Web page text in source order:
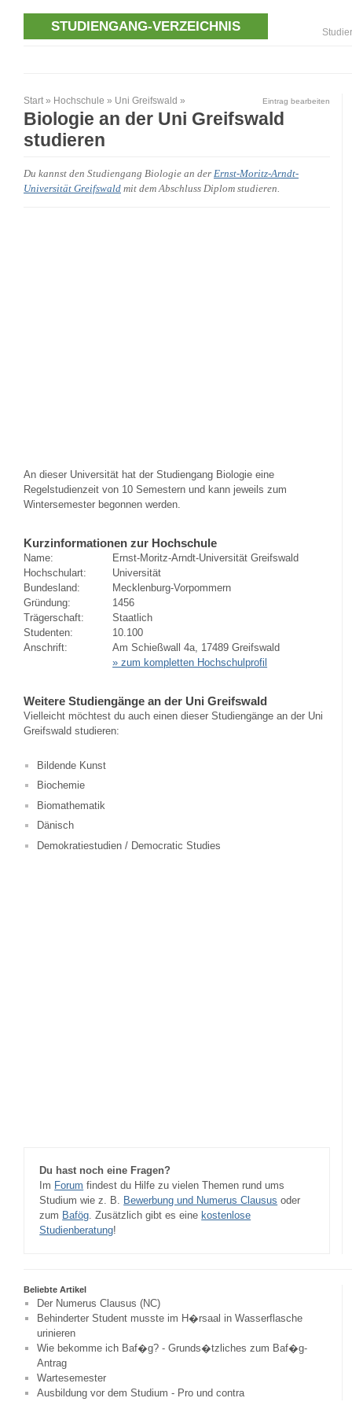
STUDIENGANG-VERZEICHNIS
Start » Hochschule » Uni Greifswald » Eintrag bearbeiten
Biologie an der Uni Greifswald
studieren
Du kannst den Studiengang Biologie an der Ernst-Moritz-Arndt-
Universität Greifswald mit dem Abschluss Diplom studieren.
An dieser Universität hat der Studiengang Biologie eine
Regelstudienzeit von 10 Semestern und kann jeweils zum
Wintersemester begonnen werden.
Kurzinformationen zur Hochschule
Name:
Ernst-Moritz-Arndt-Universität Greifswald
Hochschulart:
Universität
Bundesland:
Mecklenburg-Vorpommern
Gründung:
1456
Trägerschaft:
Staatlich
Studenten:
10.100
Anschrift:
Am Schießwall 4a, 17489 Greifswald
» zum kompletten Hochschulprofil
Weitere Studiengänge an der Uni Greifswald
Vielleicht möchtest du auch einen dieser Studiengänge an der Uni
Greifswald studieren:
Bildende Kunst
Biochemie
Biomathematik
Dänisch
Demokratiestudien / Democratic Studies
Du hast noch eine Fragen?
Im Forum findest du Hilfe zu vielen Themen rund ums
Studium wie z. B. Bewerbung und Numerus Clausus oder
zum Bafög. Zusätzlich gibt es eine kostenlose
Studienberatung!
Beliebte Artikel
Der Numerus Clausus (NC)
Behinderter Student musste im H�rsaal in Wasserflasche
urinieren
Wie bekomme ich Baf�g? - Grunds�tzliches zum Baf�g-
Antrag
Wartesemester
Ausbildung vor dem Studium - Pro und contra